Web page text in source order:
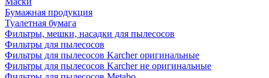
Бумажная продукция
Туалетная бумага
Фильтры, мешки, насадки для пылесосов
Фильтры для пылесосов
Фильтры для пылесосов Karcher оригинальные
Фильтры для пылесосов Karcher не оригинальные